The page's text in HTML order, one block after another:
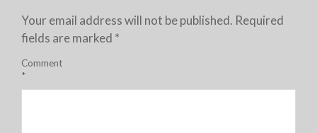
Your email address will not be published. Required
fields are marked *
Comment
*